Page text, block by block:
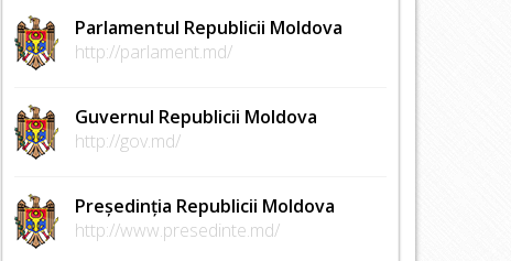
Parlamentul Republicii Moldova
http://parlament.md/
Guvernul Republicii Moldova
http://gov.md/
Președinția Republicii Moldova
http://www.presedinte.md/